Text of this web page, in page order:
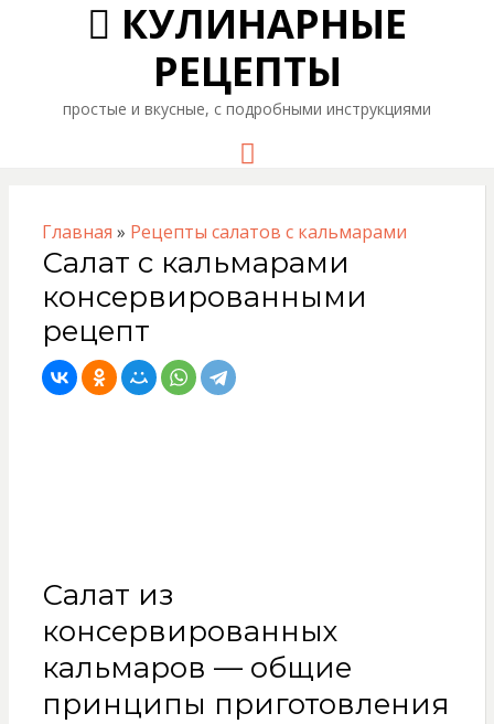
КУЛИНАРНЫЕ
РЕЦЕПТЫ
простые и вкусные, с подробными инструкциями
Главная » Рецепты салатов с кальмарами
Салат с кальмарами
консервированными
рецепт
Салат из
консервированных
кальмаров — общие
принципы приготовления